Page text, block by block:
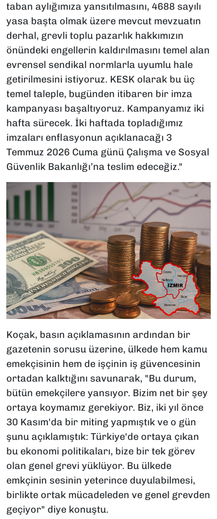
taban aylığımıza yansıtılmasını, 4688 sayılı
yasa başta olmak üzere mevcut mevzuatın
derhal, grevli toplu pazarlık hakkımızın
önündeki engellerin kaldırılmasını temel alan
evrensel sendikal normlarla uyumlu hale
getirilmesini istiyoruz. KESK olarak bu üç
temel taleple, bugünden itibaren bir imza
kampanyası başaltıyoruz. Kampanyamız iki
hafta sürecek. İki haftada topladığımız
imzaları enflasyonun açıklanacağı 3
Temmuz 2026 Cuma günü Çalışma ve Sosyal
Güvenlik Bakanlığı’na teslim edeceğiz."
Koçak, basın açıklamasının ardından bir
gazetenin sorusu üzerine, ülkede hem kamu
emekçisinin hem de işçinin iş güvencesinin
ortadan kalktığını savunarak, "Bu durum,
bütün emekçilere yansıyor. Bizim net bir şey
ortaya koymamız gerekiyor. Biz, iki yıl önce
30 Kasım'da bir miting yapmıştık ve o gün
şunu açıklamıştık: Türkiye'de ortaya çıkan
bu ekonomi politikaları, bize bir tek görev
olan genel grevi yüklüyor. Bu ülkede
emkçinin sesinin yeterince duyulabilmesi,
birlikte ortak mücadeleden ve genel grevden
geçiyor" diye konuştu.